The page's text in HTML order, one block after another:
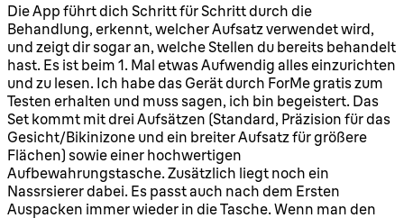
5 Sterne von maximal 5
Die App führt dich Schritt für Schritt durch die
Behandlung, erkennt, welcher Aufsatz verwendet wird,
und zeigt dir sogar an, welche Stellen du bereits behandelt
hast. Es ist beim 1. Mal etwas Aufwendig alles einzurichten
und zu lesen. Ich habe das Gerät durch ForMe gratis zum
Testen erhalten und muss sagen, ich bin begeistert. Das
Set kommt mit drei Aufsätzen (Standard, Präzision für das
Gesicht/Bikinizone und ein breiter Aufsatz für größere
Flächen) sowie einer hochwertigen
Aufbewahrungstasche. Zusätzlich liegt noch ein
Nassrsierer dabei. Es passt auch nach dem Ersten
Auspacken immer wieder in die Tasche. Wenn man den